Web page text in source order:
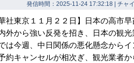
発信時間：2025-11-24 17:32:18 | チャ
社東京１１月２２日】日本の高市
外から強い反発を招き、日本の観
は今週、中日関係の悪化懸念から
約キャンセルが相次ぎ、観光業者